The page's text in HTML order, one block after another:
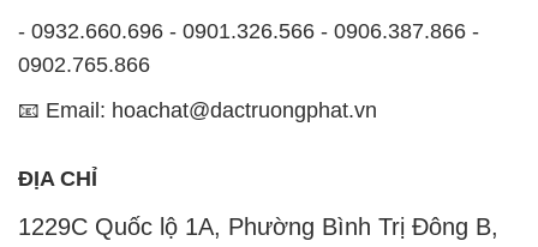
- 0932.660.696 - 0901.326.566 - 0906.387.866 -
0902.765.866
📧 Email: hoachat@dactruongphat.vn
ĐỊA CHỈ
1229C Quốc lộ 1A, Phường Bình Trị Đông B,